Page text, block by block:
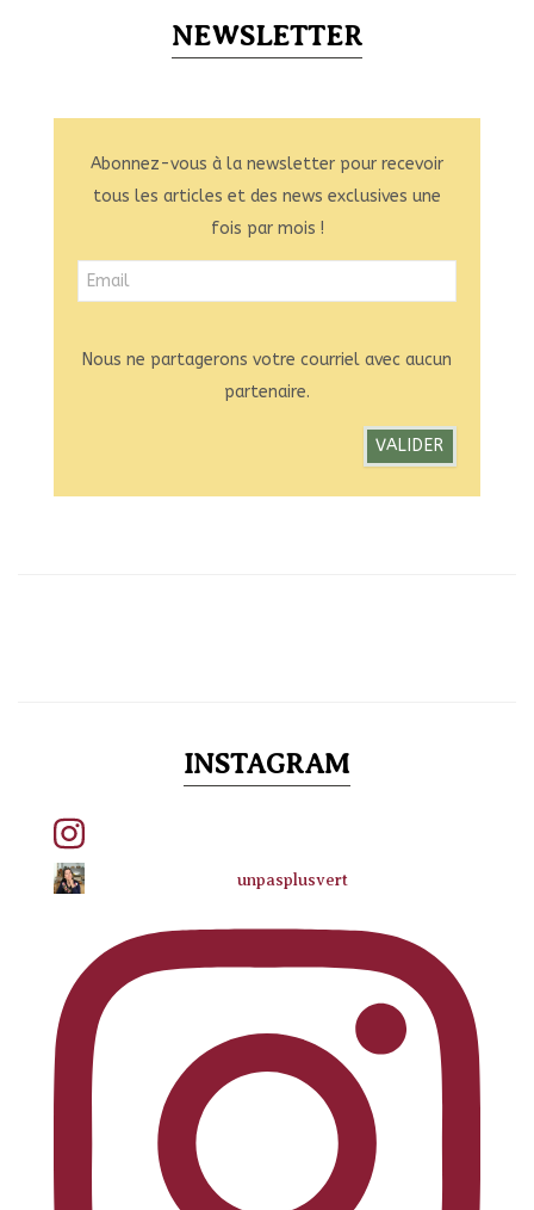
NEWSLETTER
Abonnez-vous à la newsletter pour recevoir
tous les articles et des news exclusives une
fois par mois !
Nous ne partagerons votre courriel avec aucun
partenaire.
INSTAGRAM
unpasplusvert